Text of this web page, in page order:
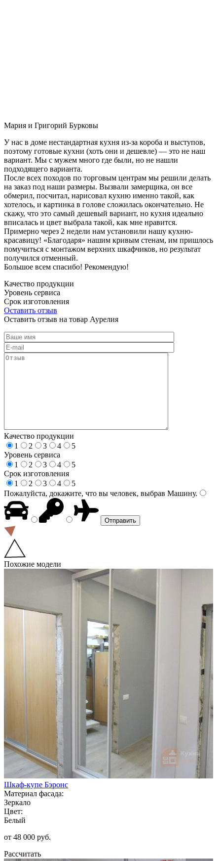
Мария и Григорий Бурковы
У нас в доме нестандартная кухня из-за короба и выступов,
поэтому готовые кухни (хоть они и дешевле) — это не наш
вариант. Мы с мужем много где были, но не нашли
подходящего варианта.
После всех походов по торговым центрам мы решили делать
на заказ под наши размеры. Вызвали замерщика, он все
обмерил, посчитал, нарисовал кухню именно такой, как
хотелось, и картинка в голове сложилась окончательно. Не
скажу, что это самый дешевый вариант, но кухня идеально
вписалась и цвет выбрала такой, как мне нравится.
Примерно через 2 недели нам установили нашу кухню-
красавицу! «Благодаря» нашим кривым стенам, им пришлось
помучиться с монтажом верхних шкафчиков, но результат
получился отменный.
Большое всем спасибо! Рекомендую!
Качество продукции
Уровень сервиса
Срок изготовления
Оставить отзыв
Оставить отзыв на товар Аурелия
Качество продукции
1
2 3 4
5
Уровень сервиса
1
2 3 4
5
Срок изготовления
1
2 3 4
5
Пожалуйста, докажите, что вы человек, выбрав Машину.
Похожие модели
Шкаф-купе Бэронс
Материал фасада:
Зеркало
Цвет:
Белый
от 48 000 руб.
Рассчитать